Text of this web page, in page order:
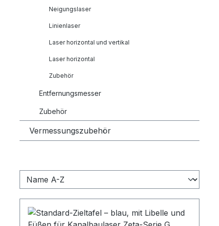
Neigungslaser
Linienlaser
Laser horizontal und vertikal
Laser horizontal
Zubehör
Entfernungsmesser
Zubehör
Vermessungszubehör